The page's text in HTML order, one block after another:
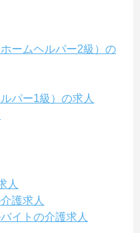
ームヘルパー2級）の
パー1級）の求人
人
護求人
イトの介護求人